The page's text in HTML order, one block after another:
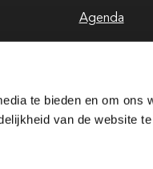
te bieden en om ons
van de website
Agenda